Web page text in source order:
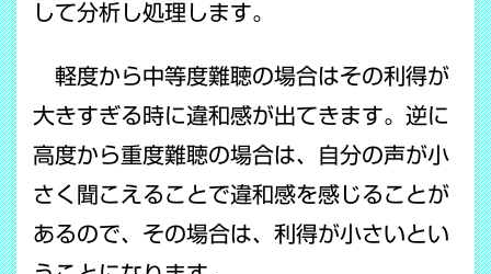
して分析し処理します。
軽度から中等度難聴の場合はその利得が
大きすぎる時に違和感が出てきます。逆に
高度から重度難聴の場合は、自分の声が小
さく聞こえることで違和感を感じることが
あるので、その場合は、利得が小さいとい